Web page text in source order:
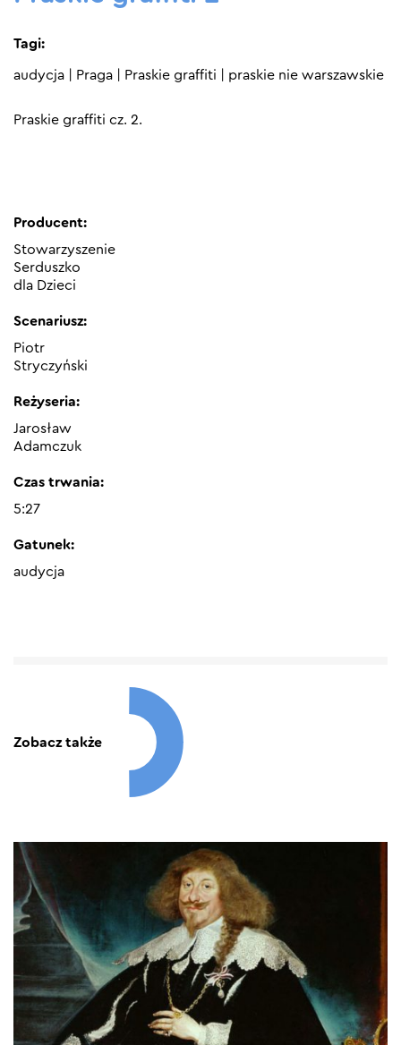
Tagi:
audycja Praga Praskie graffiti praskie nie warszawskie
Praskie graffiti cz. 2.
Producent:
Stowarzyszenie
Serduszko
dla Dzieci
Scenariusz:
Piotr
Stryczyński
Reżyseria:
Jarosław
Adamczuk
Czas trwania:
5:27
Gatunek:
audycja
Zobacz także